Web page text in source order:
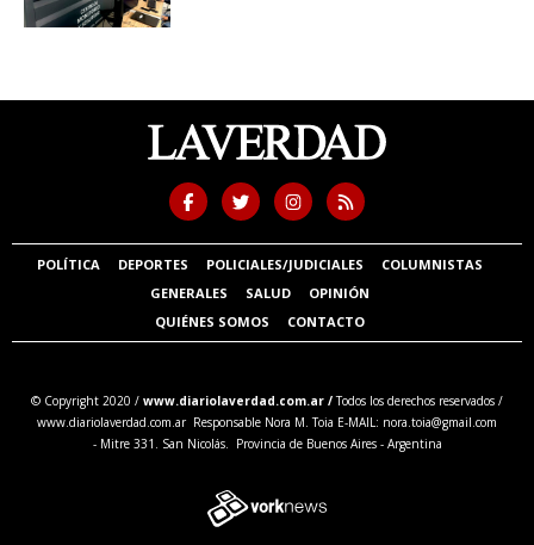
POLÍTICA DEPORTES POLICIALES/JUDICIALES
COLUMNISTAS
GENERALES
SALUD
OPINIÓN
QUIÉNES SOMOS
CONTACTO
© Copyright 2020 / www.diariolaverdad.com.ar /Todos los derechos reservados /
www.diariolaverdad.com.ar Responsable Nora M. Toia E-MAIL: nora.toia@gmail.com
- Mitre 331. San Nicolás. Provincia de Buenos Aires - Argentina